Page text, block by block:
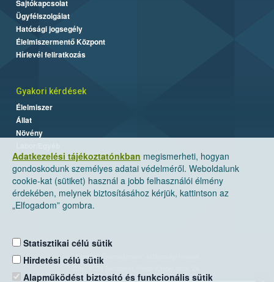
Adatkezelési tájékoztatónkban megismerheti, hogyan
gondoskodunk személyes adatai védelméről. Weboldalunk
cookie-kat (sütiket) használ a jobb felhasználói élmény
érdekében, melynek biztosításához kérjük, kattintson az
„Elfogadom” gombra.
Statisztikai célú sütik
Hirdetési célú sütik
Alapműködést biztosító és funkcionális sütik
Sajtókapcsolat
Ügyfélszolgálat
Hatósági jogsegély
Élelmiszermentő Központ
Hírlevél feliratkozás
Gyakori kérdések
Élelmiszer
Állat
Növény
Nemzeti Élelmiszerlánc-biztonsági Hivatal
Levelezési cím: 1525 Budapest. Pf. 30.